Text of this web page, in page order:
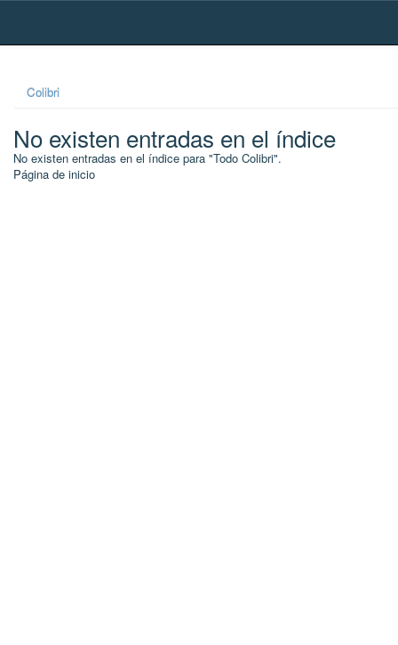
Skip
Colibri
No existen entradas en el índice
No existen entradas en el índice para "Todo Colibri".
Página de inicio